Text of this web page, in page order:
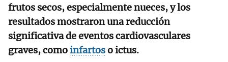
frutos secos, especialmente nueces, y los
resultados mostraron una reducción
significativa de eventos cardiovasculares
graves, comoinfartoso ictus.